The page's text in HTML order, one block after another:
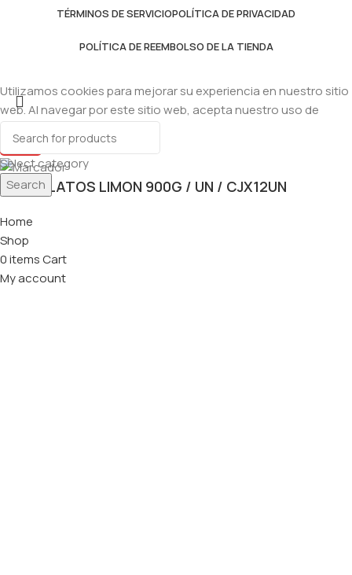
TÉRMINOS DE SERVICIOPOLÍTICA DE PRIVACIDAD
POLÍTICA DE REEMBOLSO DE LA TIENDA
Select category
Search
Utilizamos cookies para mejorar su experiencia en nuestro sitio
web. Al navegar por este sitio web, acepta nuestro uso de
Accept
LAVA PLATOS LIMON 900G / UN / CJX12UN
Home
Shop
0itemsCart
My account